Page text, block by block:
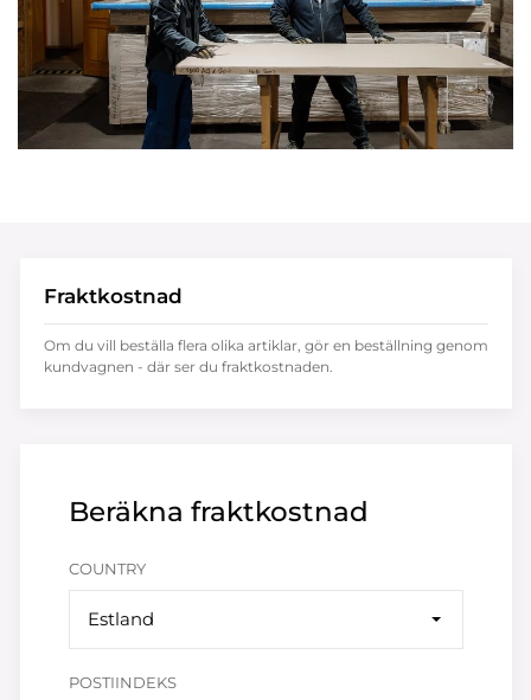
Beräkna fraktkostnad
COUNTRY
Estland
POSTIINDEKS
Fraktkostnad
Om du vill beställa flera olika artiklar, gör en beställning genom
kundvagnen - där ser du fraktkostnaden.